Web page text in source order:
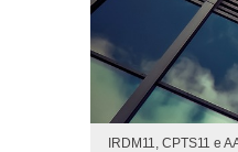
IRDM11, CPTS11 e